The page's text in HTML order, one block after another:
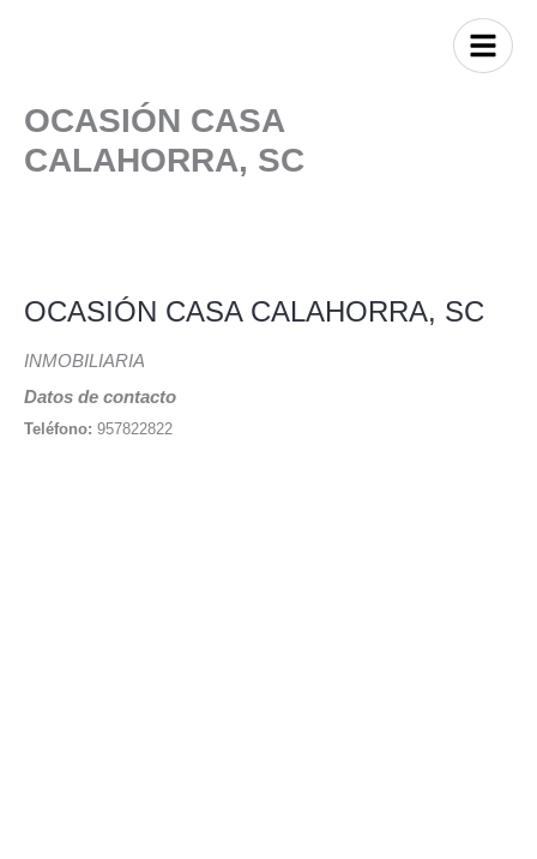
OCASIÓN CASA
CALAHORRA, SC
OCASIÓN CASA CALAHORRA, SC
INMOBILIARIA
Datos de contacto
Teléfono: 957822822